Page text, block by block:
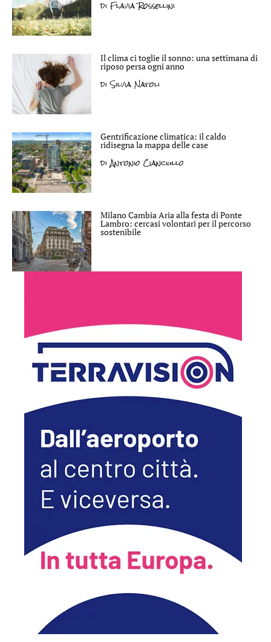
di Flavia Rossellini
Il clima ci toglie il sonno: una settimana di
riposo persa ogni anno
diSilvia Natoli
Gentrificazione climatica: il caldo
ridisegna la mappa delle case
diAntonio Cianciullo
Milano Cambia Aria alla festa di Ponte
Lambro: cercasi volontari per il percorso
sostenibile